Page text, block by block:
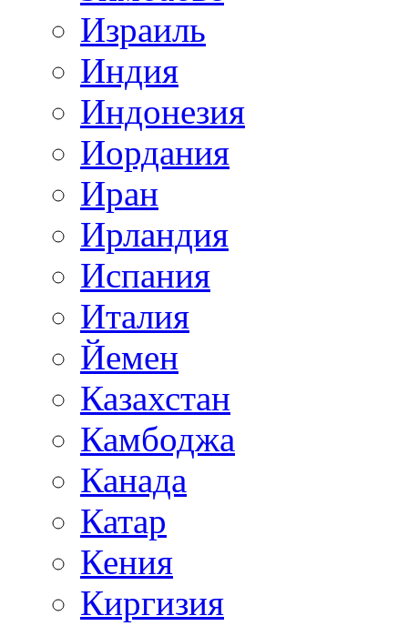
Израиль
Индия
Индонезия
Иордания
Иран
Ирландия
Испания
Италия
Йемен
Казахстан
Камбоджа
Канада
Катар
Кения
Киргизия